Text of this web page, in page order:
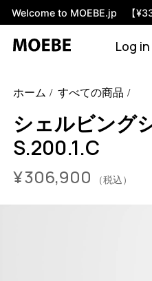
Welcome to MOEBE.jp 【
Log in
system-s-200-1-
S.200.1.C.OA.BL
ホーム すべての商品
シェルビング
S.200.1.C
¥306,900 （税込）